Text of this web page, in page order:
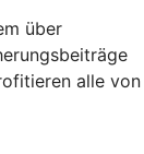
über
alle von